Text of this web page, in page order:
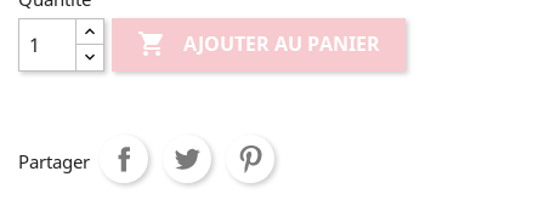
 AJOUTER AU PANIER
Partager